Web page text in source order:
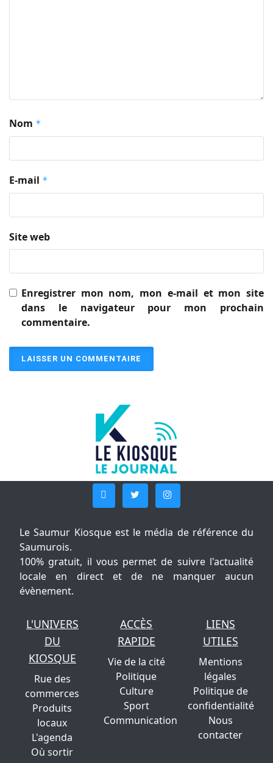
Nom *
E-mail *
Site web
Enregistrer mon nom, mon e-mail et mon site
dans le navigateur pour mon prochain
commentaire.
Le Saumur Kiosque est le média de référence du
Saumurois.
100% gratuit, il vous permet de suivre l'actualité
locale en direct et de ne manquer aucun
évènement.
L'UNIVERS
DU
KIOSQUE
Rue des
commerces
Produits
locaux
L'agenda
Où sortir
ACCÈS
RAPIDE
Vie de la cité
Politique
Culture
Sport
Communication
LIENS
UTILES
Mentions
légales
Politique de
confidentialité
Nous
contacter